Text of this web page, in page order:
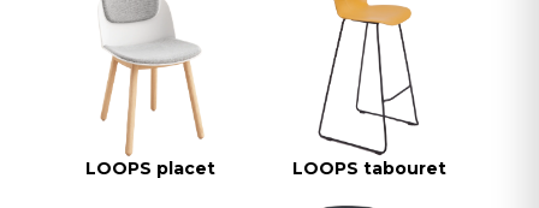
LOOPS placet LOOPS tabouret